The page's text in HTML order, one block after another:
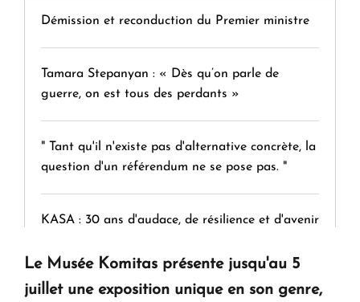
Démission et reconduction du Premier ministre
Tamara Stepanyan : « Dès qu’on parle de
guerre, on est tous des perdants »
" Tant qu'il n'existe pas d'alternative concrète, la
question d'un référendum ne se pose pas. "
KASA : 30 ans d'audace, de résilience et d'avenir
Le premier hôtel Hyatt Regency d'Arménie
Le Musée Komitas présente jusqu'au 5
juillet une exposition unique en son genre,